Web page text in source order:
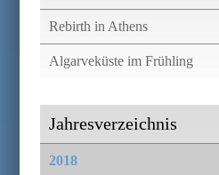
Jahresverzeichnis
2018
Rebirth in Athens
Algarveküste im Frühling